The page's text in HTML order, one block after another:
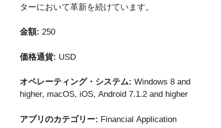
ターにおいて革新を続けています。
金額: 250
価格通貨: USD
オペレーティング・システム: Windows 8 and
higher, macOS, iOS, Android 7.1.2 and higher
アプリのカテゴリー: Financial Application